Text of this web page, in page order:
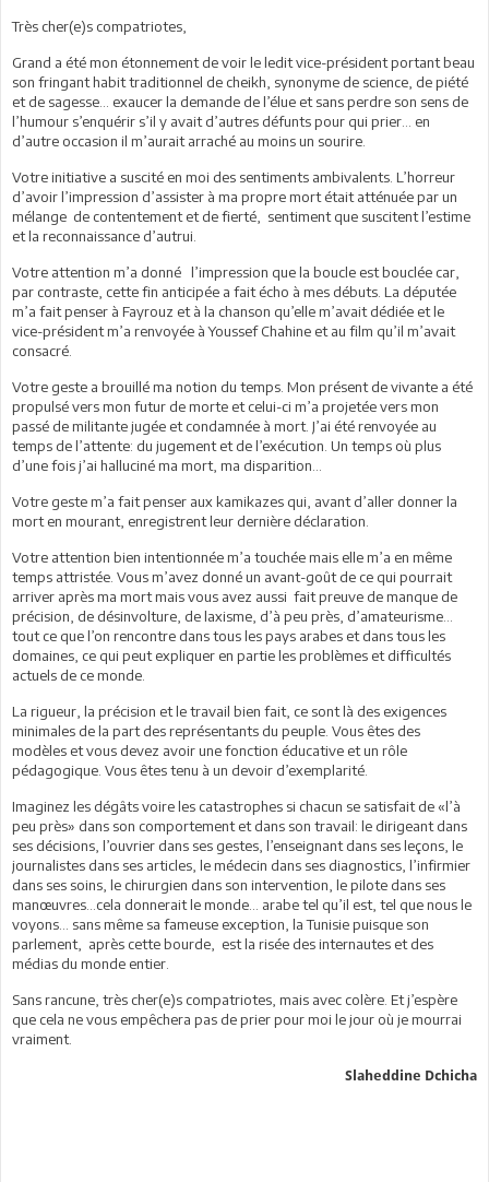
Très cher(e)s compatriotes,
Grand a été mon étonnement de voir le ledit vice-président portant beau
son fringant habit traditionnel de cheikh, synonyme de science, de piété
et de sagesse… exaucer la demande de l’élue et sans perdre son sens de
l’humour s’enquérir s’il y avait d’autres défunts pour qui prier… en
d’autre occasion il m’aurait arraché au moins un sourire.
Votre initiative a suscité en moi des sentiments ambivalents. L’horreur
d’avoir l’impression d’assister à ma propre mort était atténuée par un
mélange de contentement et de fierté, sentiment que suscitent l’estime
et la reconnaissance d’autrui.
Votre attention m’a donné l’impression que la boucle est bouclée car,
par contraste, cette fin anticipée a fait écho à mes débuts. La députée
m’a fait penser à Fayrouz et à la chanson qu’elle m’avait dédiée et le
vice-président m’a renvoyée à Youssef Chahine et au film qu’il m’avait
consacré.
Votre geste a brouillé ma notion du temps. Mon présent de vivante a été
propulsé vers mon futur de morte et celui-ci m’a projetée vers mon
passé de militante jugée et condamnée à mort. J’ai été renvoyée au
temps de l’attente: du jugement et de l’exécution. Un temps où plus
d’une fois j’ai halluciné ma mort, ma disparition…
Votre geste m’a fait penser aux kamikazes qui, avant d’aller donner la
mort en mourant, enregistrent leur dernière déclaration.
Votre attention bien intentionnée m’a touchée mais elle m’a en même
temps attristée. Vous m’avez donné un avant-goût de ce qui pourrait
arriver après ma mort mais vous avez aussi fait preuve de manque de
précision, de désinvolture, de laxisme, d’à peu près, d’amateurisme…
tout ce que l’on rencontre dans tous les pays arabes et dans tous les
domaines, ce qui peut expliquer en partie les problèmes et difficultés
actuels de ce monde.
La rigueur, la précision et le travail bien fait, ce sont là des exigences
minimales de la part des représentants du peuple. Vous êtes des
modèles et vous devez avoir une fonction éducative et un rôle
pédagogique. Vous êtes tenu à un devoir d’exemplarité.
Imaginez les dégâts voire les catastrophes si chacun se satisfait de «l’à
peu près» dans son comportement et dans son travail: le dirigeant dans
ses décisions, l’ouvrier dans ses gestes, l’enseignant dans ses leçons, le
journalistes dans ses articles, le médecin dans ses diagnostics, l’infirmier
dans ses soins, le chirurgien dans son intervention, le pilote dans ses
manœuvres…cela donnerait le monde… arabe tel qu’il est, tel que nous le
voyons… sans même sa fameuse exception, la Tunisie puisque son
parlement, après cette bourde, est la risée des internautes et des
médias du monde entier.
Sans rancune, très cher(e)s compatriotes, mais avec colère. Et j’espère
que cela ne vous empêchera pas de prier pour moi le jour où je mourrai
vraiment.
Slaheddine Dchicha